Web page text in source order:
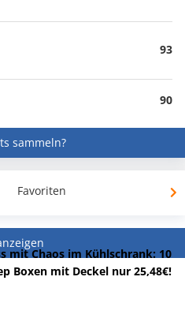
93
90
sammeln?
Favoriten
mit Chaos im Kühlschrank: 10
Boxen mit Deckel nur 25,48€!